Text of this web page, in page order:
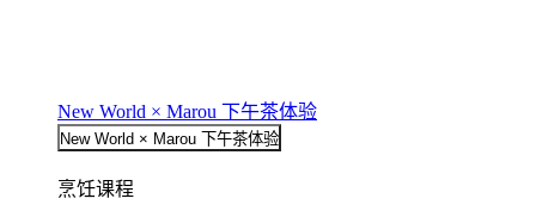
New World × Marou 下午茶体验
New World × Marou 下午茶体验
烹饪课程